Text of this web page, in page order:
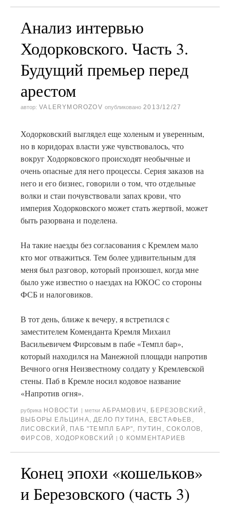
Анализ интервью
Ходорковского. Часть 3.
Будущий премьер перед
арестом
автор: VALERYMOROZOV опубликовано 2013/12/27
Ходорковский выглядел еще холеным и уверенным,
но в коридорах власти уже чувствовалось, что
вокруг Ходорковского происходят необычные и
очень опасные для него процессы. Серия заказов на
него и его бизнес, говорили о том, что отдельные
волки и стаи почувствовали запах крови, что
империя Ходорковского может стать жертвой, может
быть разорвана и поделена.
На такие наезды без согласования с Кремлем мало
кто мог отважиться. Тем более удивительным для
меня был разговор, который произошел, когда мне
было уже известно о наездах на ЮКОС со стороны
ФСБ и налоговиков.
В тот день, ближе к вечеру, я встретился с
заместителем Коменданта Кремля Михаил
Васильевичем Фирсовым в пабе «Темпл бар»,
который находился на Манежной площади напротив
Вечного огня Неизвестному солдату у Кремлевской
стены. Паб в Кремле носил кодовое название
«Напротив огня».
рубрика НОВОСТИ | метки АБРАМОВИЧ , БЕРЕЗОВСКИЙ ,
ВЫБОРЫ ЕЛЬЦИНА,ДЕЛО ПУТИНА, ЕВСТАФЬЕВ ,
ЛИСОВСКИЙ , ПАБ "ТЕМПЛ БАР", ПУТИН ,СОКОЛОВ,
ФИРСОВ, ХОДОРКОВСКИЙ | 0 КОММЕНТАРИЕВ
Конец эпохи «кошельков»
и Березовского (часть 3)